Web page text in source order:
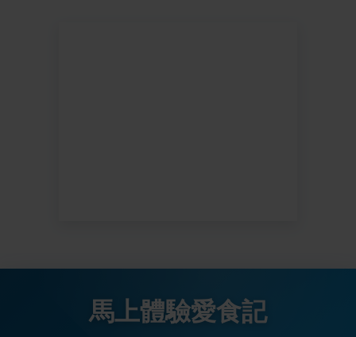
馬上體驗愛食記